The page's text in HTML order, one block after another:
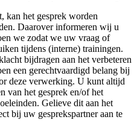
kan het gesprek worden
Daarover informeren wij u
we zodat we uw vraag of
tijdens (interne) trainingen.
bijdragen aan het verbeteren
een gerechtvaardigd belang bij
deze verwerking. U kunt altijd
van het gesprek en/of het
Gelieve dit aan het
bij uw gesprekspartner aan te